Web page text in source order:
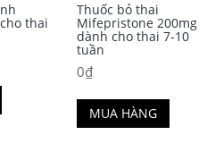
thai
Thuốc bỏ thai
Mifepristone 200mg
dành cho thai 7-10
tuần
0₫
MUA HÀNG